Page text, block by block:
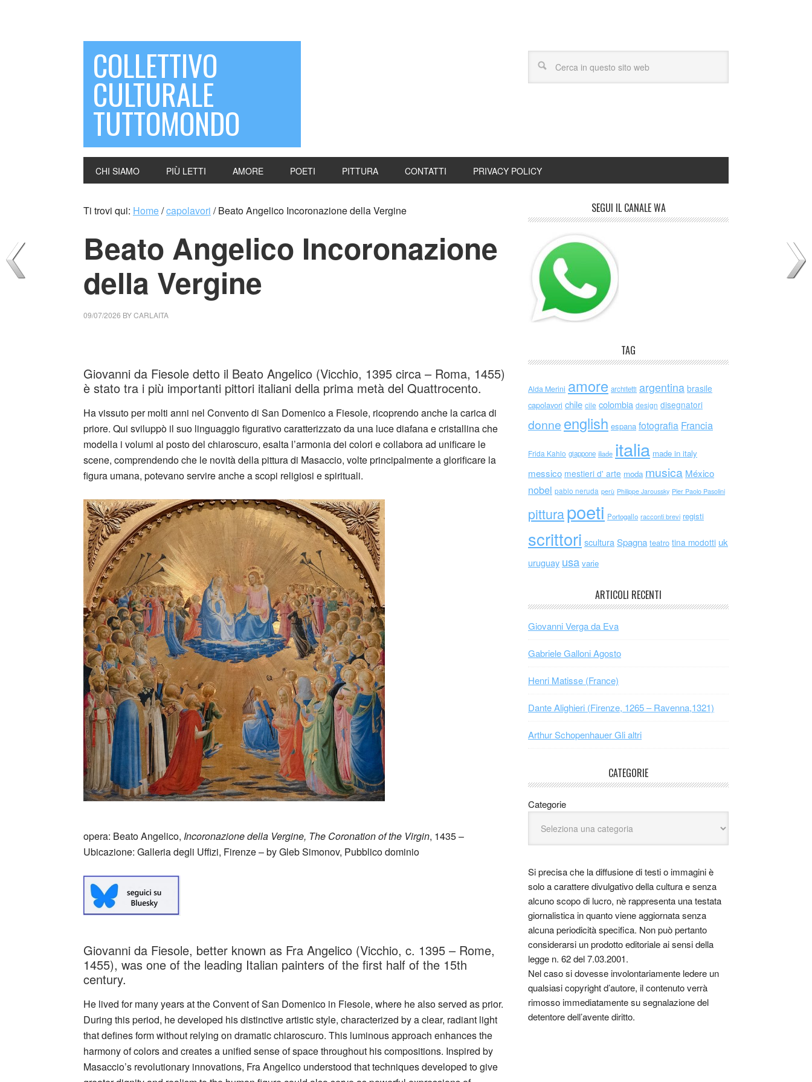
COLLETTIVO
CULTURALE
TUTTOMONDO
CHI SIAMO PIÙ LETTI AMORE POETI PITTURA CONTATTI PRIVACY POLICY
Ti trovi qui: Home/capolavori /Beato Angelico Incoronazione della Vergine
Beato Angelico Incoronazione
della Vergine
09/07/2026 BYCARLAITA
Giovanni da Fiesole detto il Beato Angelico (Vicchio, 1395 circa – Roma, 1455)
è stato tra i più importanti pittori italiani della prima metà del Quattrocento.
Ha vissuto per molti anni nel Convento di San Domenico a Fiesole, ricoprendo anche la carica di
priore. Qui sviluppò il suo linguaggio figurativo caratterizzato da una luce diafana e cristallina che
modella i volumi al posto del chiaroscuro, esalta l’armonia dei colori e collabora ad unificare le
scene, comprendendo che le novità della pittura di Masaccio, volte principalmente a glorificare la
figura umana, potevano servire anche a scopi religiosi e spirituali.
opera: Beato Angelico, Incoronazione della Vergine, The Coronation of the Virgin, 1435 –
Ubicazione: Galleria degli Uffizi, Firenze – by Gleb Simonov, Pubblico dominio
Giovanni da Fiesole, better known as Fra Angelico (Vicchio, c. 1395 – Rome,
1455), was one of the leading Italian painters of the first half of the 15th
century.
He lived for many years at the Convent of San Domenico in Fiesole, where he also served as prior.
During this period, he developed his distinctive artistic style, characterized by a clear, radiant light
that defines form without relying on dramatic chiaroscuro. This luminous approach enhances the
harmony of colors and creates a unified sense of space throughout his compositions. Inspired by
Masaccio’s revolutionary innovations, Fra Angelico understood that techniques developed to give
SEGUI IL CANALE WA
TAG
Alda Merini amore architetti argentina brasile
capolavori chile cile colombia design disegnatori
donne english espana fotografia Francia
Frida Kahlo giappone iliade italia made in italy
messico mestieri d' arte moda musica México
nobel pablo neruda perù Philippe Jaroussky Pier Paolo Pasolini
pitturapoeti Portogallo racconti brevi registi
scrittori scultura Spagna teatro tina modotti uk
uruguay usa varie
ARTICOLI RECENTI
Giovanni Verga da Eva
Gabriele Galloni Agosto
Henri Matisse (France)
Dante Alighieri (Firenze, 1265 – Ravenna,1321)
Arthur Schopenhauer Gli altri
CATEGORIE
Categorie
Si precisa che la diffusione di testi o immagini è
solo a carattere divulgativo della cultura e senza
alcuno scopo di lucro, nè rappresenta una testata
giornalistica in quanto viene aggiornata senza
alcuna periodicità specifica. Non può pertanto
considerarsi un prodotto editoriale ai sensi della
legge n. 62 del 7.03.2001.
Nel caso si dovesse involontariamente ledere un
qualsiasi copyright d’autore, il contenuto verrà
rimosso immediatamente su segnalazione del
detentore dell’avente diritto.